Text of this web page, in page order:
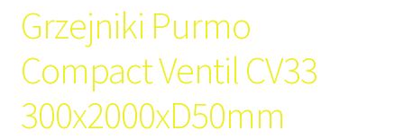
Grzejniki Purmo
Compact Ventil CV33
300x2000xD50mm